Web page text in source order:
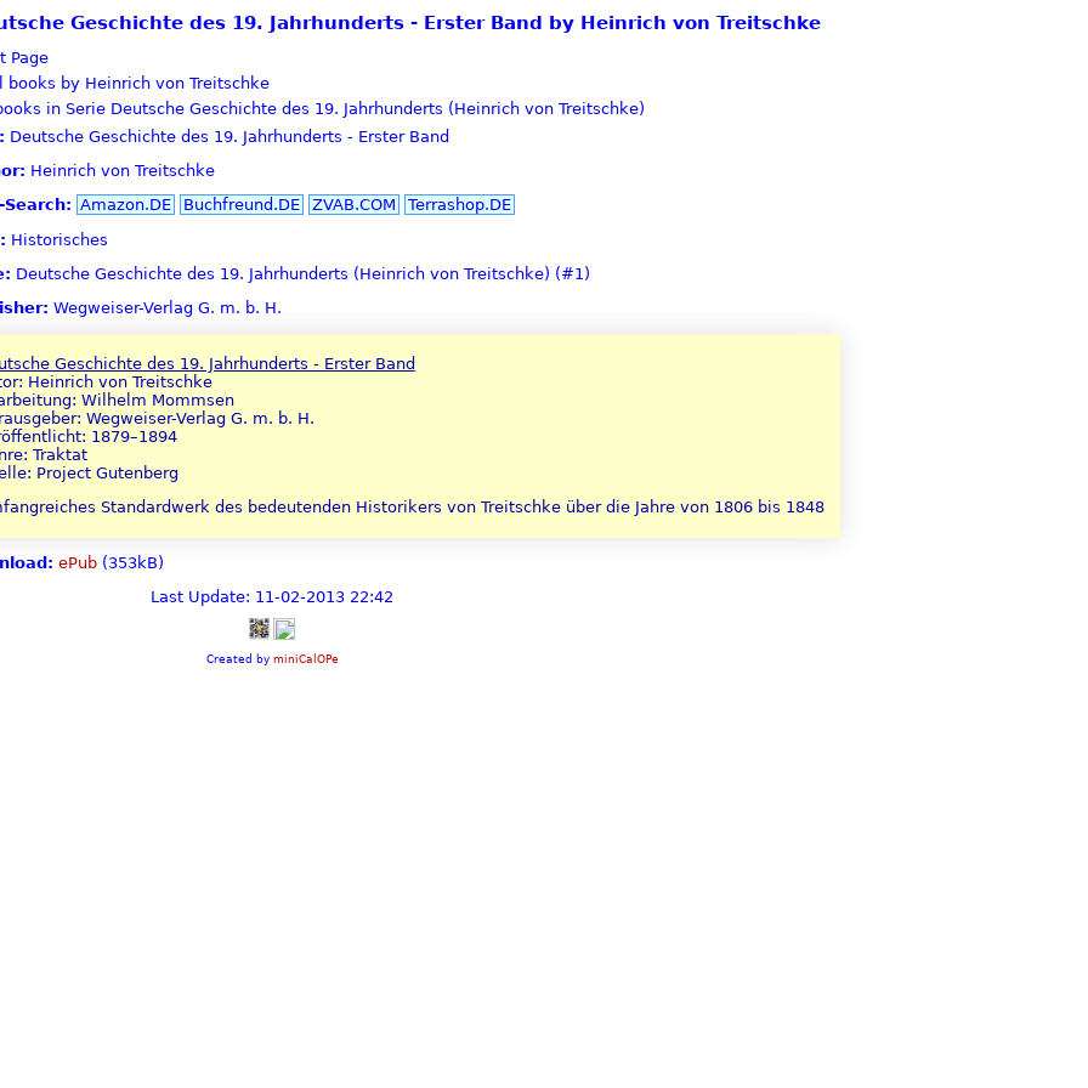
Geschichte des 19. Jahrhunderts - Erster Band by Heinrich von Treitschke
Page
books by Heinrich von Treitschke
in Serie Deutsche Geschichte des 19. Jahrhunderts (Heinrich von Treitschke)
Deutsche Geschichte des 19. Jahrhunderts - Erster Band
Heinrich von Treitschke
Amazon.DE Buchfreund.DE ZVAB.COM
Terrashop.DE
Historisches
Deutsche Geschichte des 19. Jahrhunderts (Heinrich von Treitschke) (#1)
Wegweiser-Verlag G. m. b. H.
Geschichte des 19. Jahrhunderts - Erster Band
Heinrich von Treitschke
Wilhelm Mommsen
Wegweiser-Verlag G. m. b. H.
1879–1894
Traktat
Project Gutenberg
Standardwerk des bedeutenden Historikers von Treitschke über die Jahre von 1806 bis 1848
ePub(353kB)
Last Update: 11-02-2013 22:42
Created by miniCalOPe